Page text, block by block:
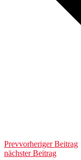
Prevvorheriger Beitrag
nächster Beitrag